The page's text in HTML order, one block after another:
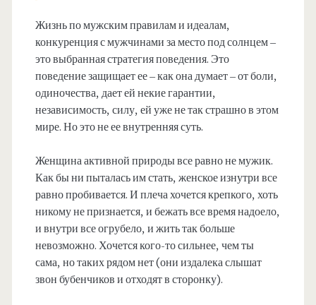
Жизнь по мужским правилам и идеалам,
конкуренция с мужчинами за место под солнцем –
это выбранная стратегия поведения. Это
поведение защищает ее – как она думает – от боли,
одиночества, дает ей некие гарантии,
независимость, силу, ей уже не так страшно в этом
мире. Но это не ее внутренняя суть.
Женщина активной природы все равно не мужик.
Как бы ни пыталась им стать, женское изнутри все
равно пробивается. И плеча хочется крепкого, хоть
никому не признается, и бежать все время надоело,
и внутри все огрубело, и жить так больше
невозможно. Хочется кого-то сильнее, чем ты
сама, но таких рядом нет (они издалека слышат
звон бубенчиков и отходят в сторонку).